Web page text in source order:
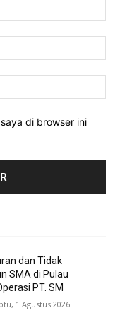
di browser ini
dan Tidak
SMA di Pulau
PT. SM
1 Agustus 2026